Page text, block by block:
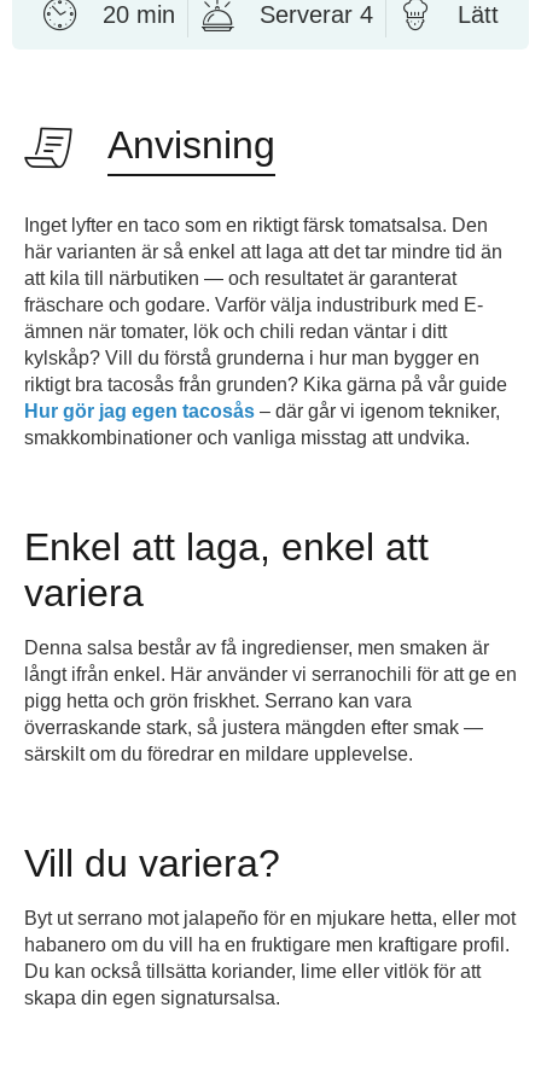
20 min Serverar 4 Lätt
Anvisning
Inget lyfter en taco som en riktigt färsk tomatsalsa. Den
här varianten är så enkel att laga att det tar mindre tid än
att kila till närbutiken — och resultatet är garanterat
fräschare och godare. Varför välja industriburk med E-
ämnen när tomater, lök och chili redan väntar i ditt
kylskåp? Vill du förstå grunderna i hur man bygger en
riktigt bra tacosås från grunden? Kika gärna på vår guide
Hur gör jag egen tacosås – där går vi igenom tekniker,
smakkombinationer och vanliga misstag att undvika.
Enkel att laga, enkel att
variera
Denna salsa består av få ingredienser, men smaken är
långt ifrån enkel. Här använder vi serranochili för att ge en
pigg hetta och grön friskhet. Serrano kan vara
överraskande stark, så justera mängden efter smak —
särskilt om du föredrar en mildare upplevelse.
Vill du variera?
Byt ut serrano mot jalapeño för en mjukare hetta, eller mot
habanero om du vill ha en fruktigare men kraftigare profil.
Du kan också tillsätta koriander, lime eller vitlök för att
skapa din egen signatursalsa.